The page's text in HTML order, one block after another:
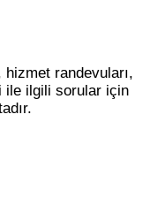
randevuları,
ile ilgili sorular için